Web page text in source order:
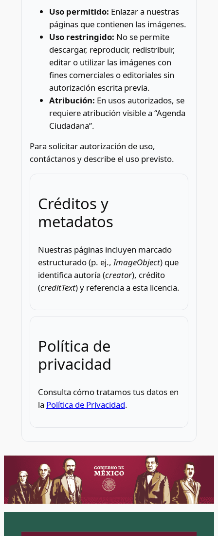
Uso permitido: Enlazar a nuestras
páginas que contienen las imágenes.
Uso restringido: No se permite
descargar, reproducir, redistribuir,
editar o utilizar las imágenes con
fines comerciales o editoriales sin
autorización escrita previa.
Atribución: En usos autorizados, se
requiere atribución visible a “Agenda
Ciudadana”.
Para solicitar autorización de uso,
contáctanos y describe el uso previsto.
Créditos y
metadatos
Nuestras páginas incluyen marcado
estructurado (p. ej., ImageObject) que
identifica autoría (creator), crédito
(creditText) y referencia a esta licencia.
Política de
privacidad
Consulta cómo tratamos tus datos en
la Política de Privacidad.